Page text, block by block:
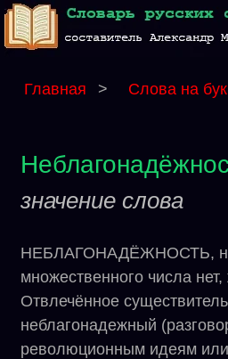
Главная > Слова на
значение слова
НЕБЛАГОНАДЁЖНОСТЬ,
множественного числа
Отвлечённое
неблагонадежный
революционным идеям